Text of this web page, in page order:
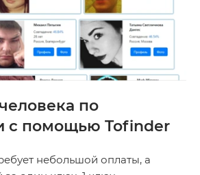
по
с помощью Tofinder
небольшой оплаты, а